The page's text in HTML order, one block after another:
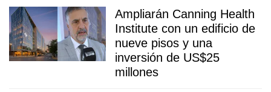
Ampliarán Canning Health
Institute con un edificio de
nueve pisos y una
inversión de US$25
millones